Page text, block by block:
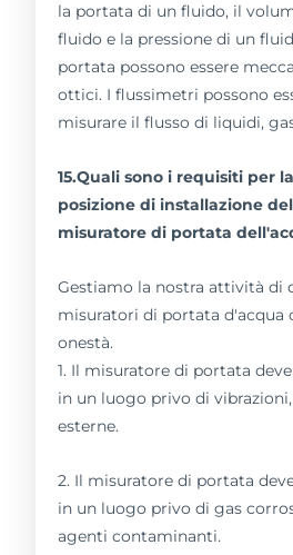
la portata di un fluido, il
fluido e la pressione di un
portata possono essere
ottici. I flussimetri possono
misurare il flusso di liquidi,
15.Quali sono i requisiti per
posizione di installazione
misuratore di portata
Gestiamo la nostra attività di
misuratori di portata d'acqua
onestà.
1. Il misuratore di portata
in un luogo privo di
esterne.
2. Il misuratore di portata
in un luogo privo di gas
agenti contaminanti.